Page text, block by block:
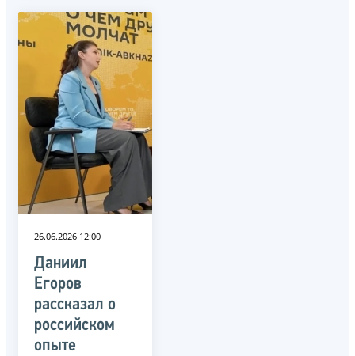
26.06.2026 12:00
Даниил
Егоров
рассказал о
российском
опыте